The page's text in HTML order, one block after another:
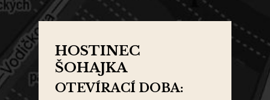
HOSTINEC
ŠOHAJKA
OTEVÍRACÍ DOBA: